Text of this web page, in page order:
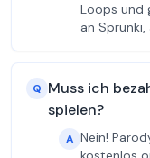
Loops und
an
Q Muss ich
spielen?
A Nein!